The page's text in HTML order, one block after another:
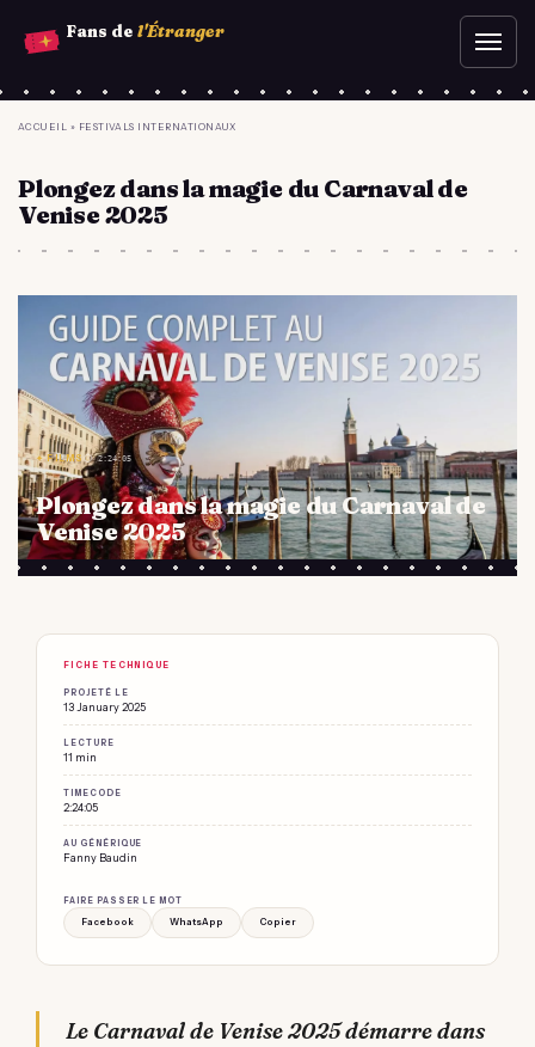
contenu
principal
Fans de l'Étranger
YOU
ARE
HERE
ACCUEIL » FESTIVALS INTERNATIONAUX
Plongez dans la magie du Carnaval de
Venise 2025
✦ FILMS⏱ 2:24:05
Plongez dans la magie du Carnaval de
Venise 2025
FICHE TECHNIQUE
PROJETÉ LE
13 January 2025
LECTURE
11 min
TIMECODE
2:24:05
AU GÉNÉRIQUE
Fanny Baudin
FAIRE PASSER LE MOT
Facebook
WhatsApp Copier
Le Carnaval de Venise 2025 démarre dans